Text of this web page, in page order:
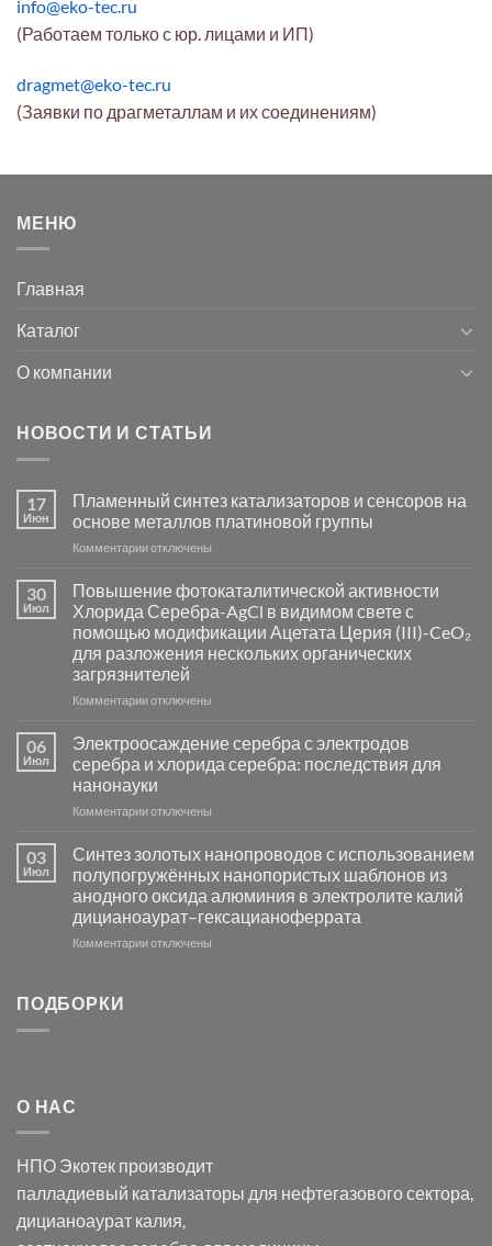
info@eko-tec.ru
(Работаем только с юр. лицами и ИП)
dragmet@eko-tec.ru
(Заявки по драгметаллам и их соединениям)
МЕНЮ
Главная
Каталог
О компании
НОВОСТИ И СТАТЬИ
17
Июн
Пламенный синтез катализаторов и сенсоров на
основе металлов платиновой группы
Комментариик
Пламенный
синтез
катализаторов
и
сенсоров
на
основе
группы
отключены
30
Июл
Повышение фотокаталитической активности
Хлорида Серебра-AgCl в видимом свете с
помощью модификации Ацетата Церия (III)-CeO₂
для разложения нескольких органических
загрязнителей
Комментариик
фотокаталитической
активности
Хлорида
Серебра-
в
видимом
свете
с
помощью
модификации
отключены
06
Июл
Электроосаждение серебра с электродов
серебра и хлорида серебра: последствия для
нанонауки
Комментариик
серебра
с
электродов
серебра
и
отключены
03
Июл
Синтез золотых нанопроводов с использованием
полупогружённых нанопористых шаблонов из
анодного оксида алюминия в электролите калий
дицианоаурат–гексацианоферрата
Комментариик
оксида
в
электролите
калий
отключены
ПОДБОРКИ
О НАС
НПО Экотек производит
палладиевый катализаторы для нефтегазового сектора,
дицианоаурат калия,